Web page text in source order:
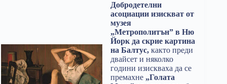
Добродетелни
асоциации изискват от
музея
„Метрополитън” в Ню
Йорк да скрие картина
на Балтус,както преди
двайсет и няколко
години изискваха да се
премахне „Голата